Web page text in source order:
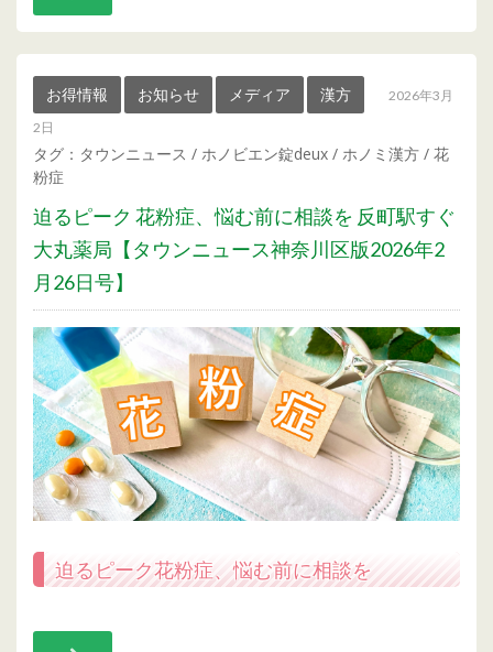
お得情報 お知らせ メディア 漢方
2026年3月
2日
タグ： タウンニュース / ホノビエン錠deux / ホノミ漢方 / 花
粉症
迫るピーク 花粉症、悩む前に相談を 反町駅すぐ
大丸薬局【タウンニュース神奈川区版2026年2
月26日号】
迫るピーク花粉症、悩む前に相談を